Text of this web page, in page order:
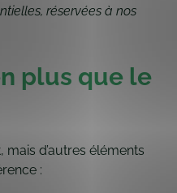
réservées à nos
plus que le
d’autres éléments
: